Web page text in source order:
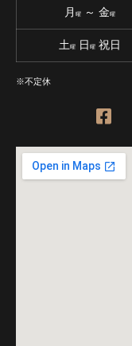
月 曜 ～ 金 曜
土曜 日 曜 祝日
※不定休